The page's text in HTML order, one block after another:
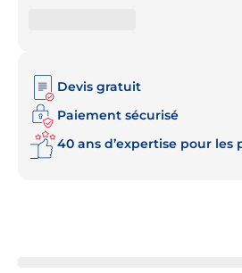
Devis gratuit
Paiement sécurisé
40 ans d’expertise pour les